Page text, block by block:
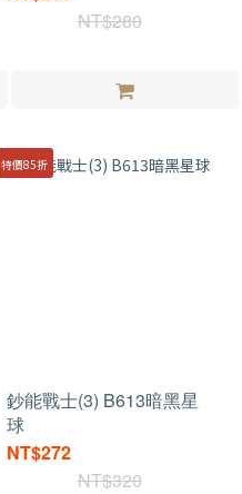
NT$280
特價85折
鈔能戰士(3) B613暗黑星
球
NT$272
NT$320